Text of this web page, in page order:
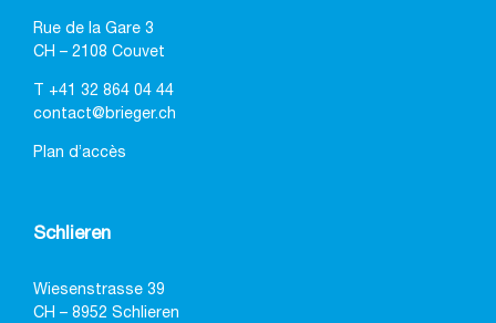
Rue de la Gare 3
CH – 2108 Couvet
+41 32 864 04 44
contact@brieger.ch
Plan d’accès
Schlieren
Wiesenstrasse 39
CH – 8952 Schlieren